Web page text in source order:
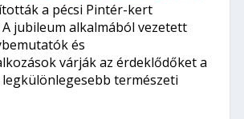
a pécsi Pintér-kert
jubileum alkalmából vezetett
és
várják az érdeklődőket a
legkülönlegesebb természeti